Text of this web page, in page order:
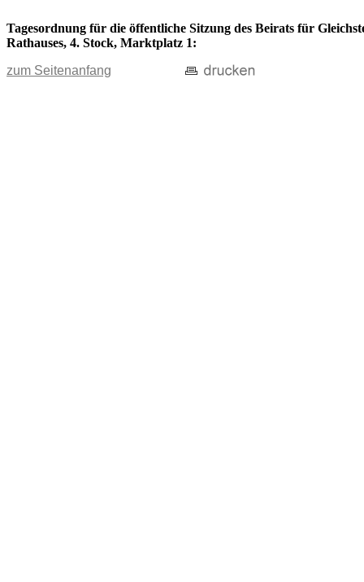
Tagesordnung für die öffentliche Sitzung des Beirats für
Rathauses, 4. Stock, Marktplatz 1:
zum Seitenanfang